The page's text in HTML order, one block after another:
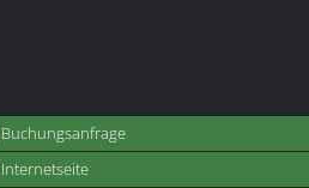
Buchungsanfrage
Internetseite